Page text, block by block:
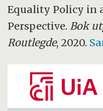
Equality Policy in
Perspective. Bok
Routlegde, 2020.